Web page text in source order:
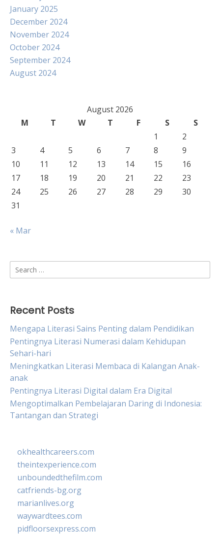
January 2025
December 2024
November 2024
October 2024
September 2024
August 2024
August 2026
M
T W T F S
S
1
2
3
4 5 6 7 8
9
10
11 12 13 14 15
16
17
18 19 20 21 22
23
24
25 26 27 28 29
30
31
« Mar
Search
for:
Recent Posts
Mengapa Literasi Sains Penting dalam Pendidikan
Pentingnya Literasi Numerasi dalam Kehidupan
Sehari-hari
Meningkatkan Literasi Membaca di Kalangan Anak-
anak
Pentingnya Literasi Digital dalam Era Digital
Mengoptimalkan Pembelajaran Daring di Indonesia:
Tantangan dan Strategi
okhealthcareers.com
theintexperience.com
unboundedthefilm.com
catfriends-bg.org
marianlives.org
waywardtees.com
pidfloorsexpress.com